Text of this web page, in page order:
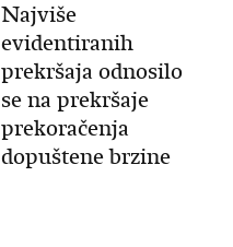
Najviše
evidentiranih
prekršaja odnosilo
se na prekršaje
prekoračenja
dopuštene brzine